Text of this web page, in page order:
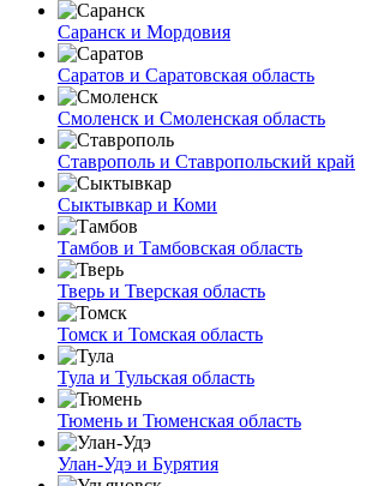
Саранск и Мордовия
Саратов и Саратовская область
Смоленск и Смоленская область
Ставрополь и Ставропольский край
Сыктывкар и Коми
Тамбов и Тамбовская область
Тверь и Тверская область
Томск и Томская область
Тула и Тульская область
Тюмень и Тюменская область
Улан-Удэ и Бурятия